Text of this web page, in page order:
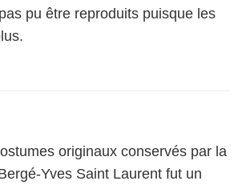
pu être reproduits puisque les
originaux conservés par la
Yves Saint Laurent fut un